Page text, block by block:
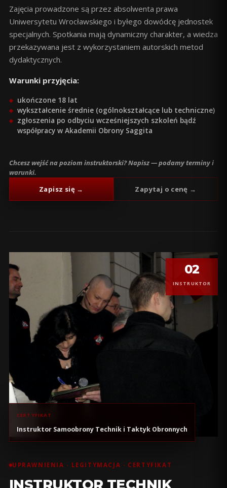
Zajęcia prowadzone są przez absolwenta prawa
Uniwersytetu Wrocławskiego i byłego dowódcę jednostek
specjalnych. Spotkania mają dynamiczny charakter, a wiedza
przekazywana jest z wykorzystaniem autorskich metod
dydaktycznych.
Warunki przyjęcia:
ukończone 18 lat
wykształcenie średnie (ogólnokształcące lub techniczne)
zgłoszenia po odbyciu wcześniejszych szkoleń bądź
współpracy w Akademii Obrony Saggita
Chcesz wejść na poziom instruktorski? Napisz — podamy terminy i
warunki.
Zapisz się →
Zapytaj o cenę →
02
INSTRUKTOR
CERTYFIKAT
Instruktor Samoobrony Technik i Taktyk Obronnych
UPRAWNIENIA · LEGITYMACJA · CERTYFIKAT